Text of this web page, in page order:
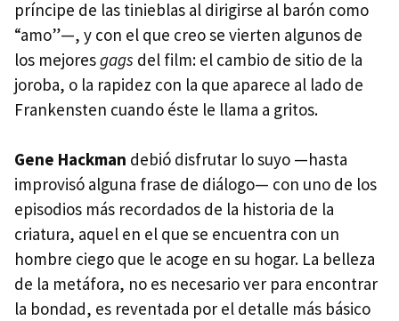
príncipe de las tinieblas al dirigirse al barón como
“amo”—, y con el que creo se vierten algunos de
los mejoresgags del film: el cambio de sitio de la
joroba, o la rapidez con la que aparece al lado de
Frankensten cuando éste le llama a gritos.
Gene Hackman debió disfrutar lo suyo —hasta
improvisó alguna frase de diálogo— con uno de los
episodios más recordados de la historia de la
criatura, aquel en el que se encuentra con un
hombre ciego que le acoge en su hogar. La belleza
de la metáfora, no es necesario ver para encontrar
la bondad, es reventada por el detalle más básico